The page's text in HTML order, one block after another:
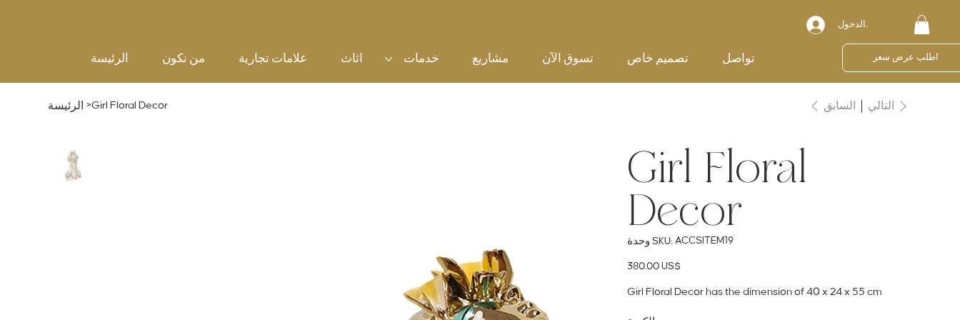
تسجيل الدخول
اطلب عرض سعر الرئيسة من نكون علامات تجارية اثاث خدمات مشاريع تسوق الآن تصميم خاص تواصل
الرئيسة >Girl Floral Decor السابق التالي
Girl Floral
Decor
وحدة SKU: SKU
ACCSITEM19
السعر ‏380.00 US$
Girl Floral Decor has the dimension of 40 x 24 x 55 cm